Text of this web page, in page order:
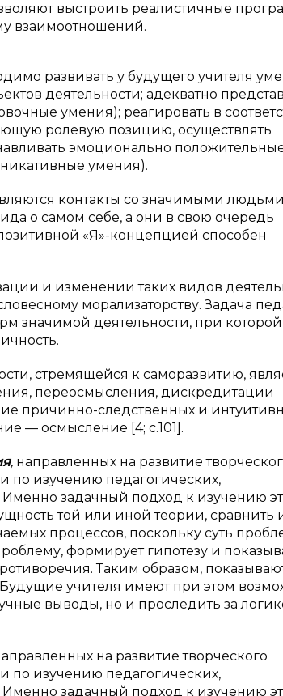
выстроить реалистичные
взаимоотношений.
развивать у будущего учителя
деятельности; адекватно
умения); реагировать в
ролевую позицию, осуществлять
эмоционально
умения).
контакты со значимыми
о самом себе, а они в свою очередь
«Я»-концепцией способен
и изменении таких видов
морализаторству. Задача
значимой деятельности, при которой
стремящейся к саморазвитию,
переосмысления, дискредитации
причинно-следственных и
— осмысление [4; с.101].
, направленных на развитие
по изучению педагогических,
Именно задачный подход к изучению
той или иной теории, сравнить
процессов, поскольку суть
формирует гипотезу и
Таким образом,
учителя имеют при этом
выводы, но и проследить за
на развитие творческого
по изучению педагогических,
Именно задачный подход к изучению